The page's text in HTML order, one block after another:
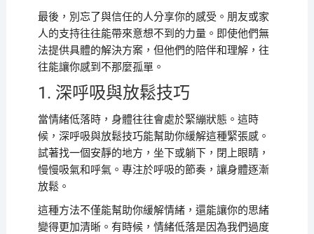
最後，別忘了與信任的人分享你的感受。朋友或家
人的支持往往能帶來意想不到的力量。即使他們無
法提供具體的解決方案，但他們的陪伴和理解，往
往能讓你感到不那麼孤單。
1. 深呼吸與放鬆技巧
當情緒低落時，身體往往會處於緊繃狀態。這時
候，深呼吸與放鬆技巧能幫助你緩解這種緊張感。
試著找一個安靜的地方，坐下或躺下，閉上眼睛，
慢慢吸氣和呼氣。專注於呼吸的節奏，讓身體逐漸
放鬆。
這種方法不僅能幫助你緩解情緒，還能讓你的思緒
變得更加清晰。有時候，情緒低落是因為我們過度